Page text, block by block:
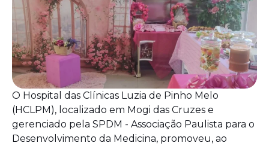
O Hospital das Clínicas Luzia de Pinho Melo
(HCLPM), localizado em Mogi das Cruzes e
gerenciado pela SPDM - Associação Paulista para o
Desenvolvimento da Medicina, promoveu, ao